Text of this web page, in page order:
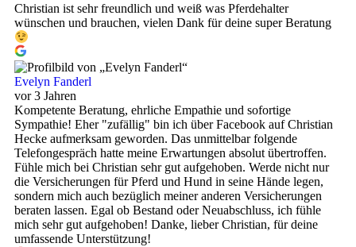
Christian ist sehr freundlich und weiß was Pferdehalter
wünschen und brauchen, vielen Dank für deine super Beratung
Evelyn Fanderl
vor 3 Jahren
Kompetente Beratung, ehrliche Empathie und sofortige
Sympathie! Eher "zufällig" bin ich über Facebook auf Christian
Hecke aufmerksam geworden. Das unmittelbar folgende
Telefongespräch hatte meine Erwartungen absolut übertroffen.
Fühle mich bei Christian sehr gut aufgehoben. Werde nicht nur
die Versicherungen für Pferd und Hund in seine Hände legen,
sondern mich auch bezüglich meiner anderen Versicherungen
beraten lassen. Egal ob Bestand oder Neuabschluss, ich fühle
mich sehr gut aufgehoben! Danke, lieber Christian, für deine
umfassende Unterstützung!